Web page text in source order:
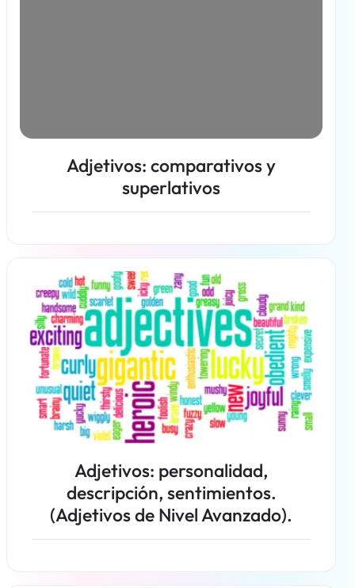
Adjetivos: comparativos y
superlativos
Más información
Adjetivos: personalidad,
descripción, sentimientos.
(Adjetivos de Nivel Avanzado).